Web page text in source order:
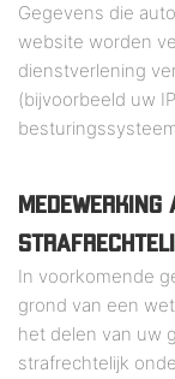
Gegevens die
website worden
dienstverlening
(bijvoorbeeld uw
In voorkomende
grond van een
het delen van uw
strafrechtelijk